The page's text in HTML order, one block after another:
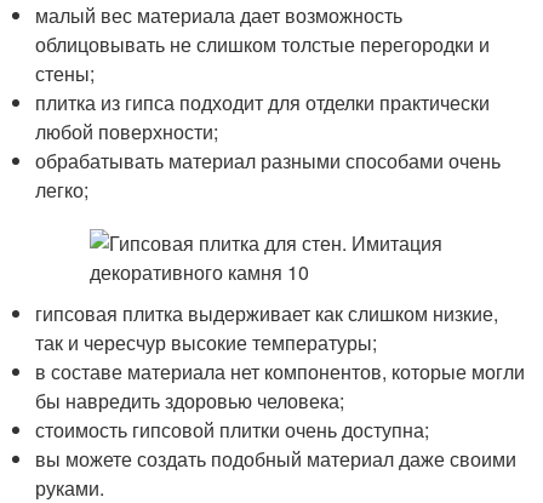
малый вес материала дает возможность
облицовывать не слишком толстые перегородки и
стены;
плитка из гипса подходит для отделки практически
любой поверхности;
обрабатывать материал разными способами очень
легко;
гипсовая плитка выдерживает как слишком низкие,
так и чересчур высокие температуры;
в составе материала нет компонентов, которые могли
бы навредить здоровью человека;
стоимость гипсовой плитки очень доступна;
вы можете создать подобный материал даже своими
руками.